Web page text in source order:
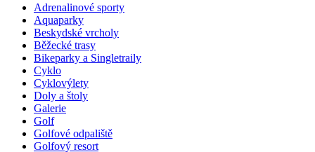
Adrenalinové sporty
Aquaparky
Beskydské vrcholy
Běžecké trasy
Bikeparky a Singletraily
Cyklo
Cyklovýlety
Doly a štoly
Galerie
Golf
Golfové odpaliště
Golfový resort